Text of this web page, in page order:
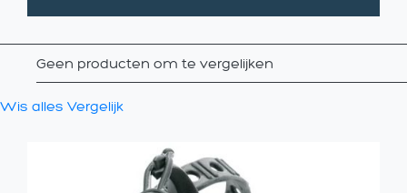
Geen producten om te vergelijken
Wis alles Vergelijk